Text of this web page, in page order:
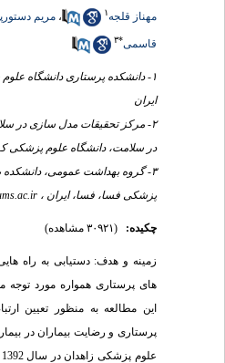
مهناز قلجه ،مریم دستورپور
قاسمی
۱- دانشکده پرستاری دانشگاه علوم
ایران
۲- مرکز تحقیقات مدل سازی در
در سلامت، دانشگاه علوم پزشکی
۳- گروه بهداشت عمومی، دانشکده
پزشکی فسا، فسا، ایران ،
چکیده: (۳۰۹۲۱ مشاهده)
زمینه و هدف: دستیابی به راه هایی
های پرستاری همواره مورد توجه
این مطالعه به منظور تعیین
پرستاری و رضایت بیماران در
علوم